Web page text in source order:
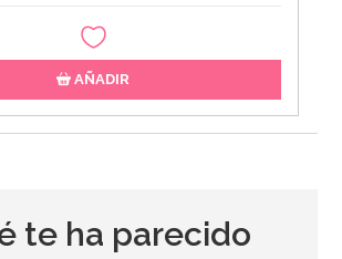
AÑADIR
te ha parecido